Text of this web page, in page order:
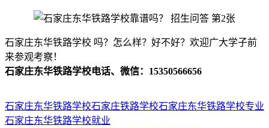
石家庄东华铁路学校 吗？怎么样？好不好？欢迎广大学子前
来参观考察！
石家庄东华铁路学校电话、微信：15350566656
石家庄东华铁路学校石家庄铁路学校石家庄东华铁路学校专业
石家庄东华铁路学校就业